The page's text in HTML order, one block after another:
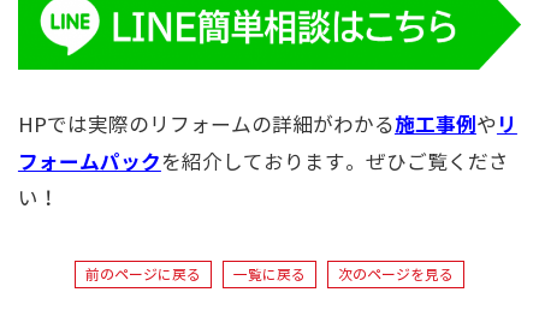
HPでは実際のリフォームの詳細がわかる施工事例やリ
フォームパックを紹介しております。ぜひご覧くださ
い！
前のページに戻る 一覧に戻る 次のページを見る